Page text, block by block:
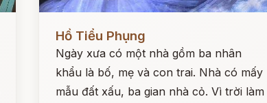
Đọc ngay
Hồ Tiểu Phụng
Ngày xưa có một nhà gồm ba nhân
khẩu là bố, mẹ và con trai. Nhà có mấy
mẫu đất xấu, ba gian nhà cỏ. Vì trời làm